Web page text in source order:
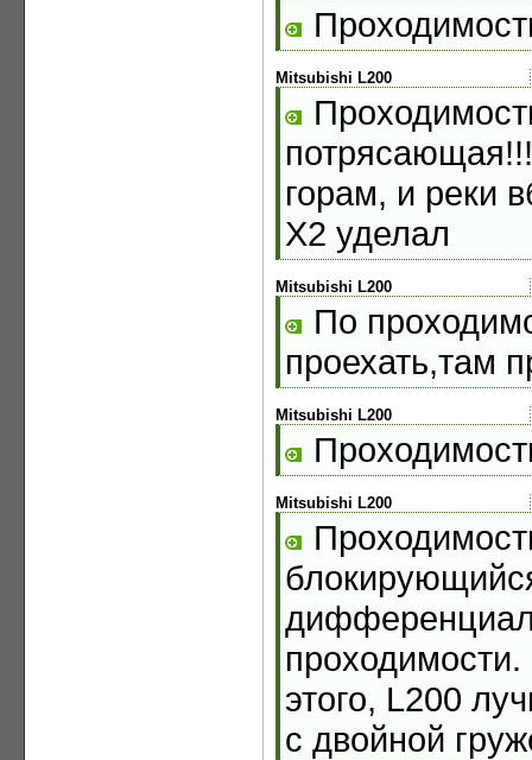
Mitsubishi L200
горам, и реки
Х2 уделал
Mitsubishi L200
По
проехать,там
Mitsubishi L200
Mitsubishi L200
этого, L200
с двойной